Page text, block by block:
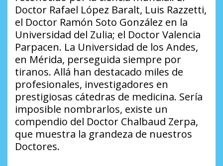
Doctor Rafael López Baralt, Luis Razzetti,
el Doctor Ramón Soto González en la
Universidad del Zulia; el Doctor Valencia
Parpacen. La Universidad de los Andes,
en Mérida, perseguida siempre por
tiranos. Allá han destacado miles de
profesionales, investigadores en
prestigiosas cátedras de medicina. Sería
imposible nombrarlos, existe un
compendio del Doctor Chalbaud Zerpa,
que muestra la grandeza de nuestros
Doctores.